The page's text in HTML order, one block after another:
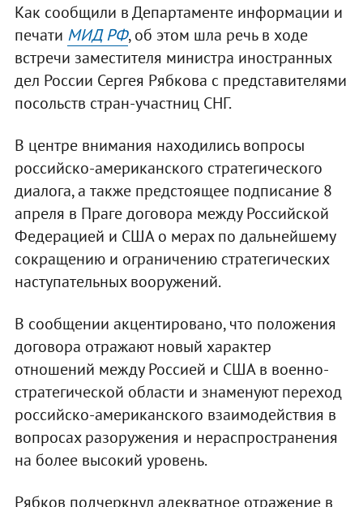
Как сообщили в Департаменте информации и
печати МИД РФ, об этом шла речь в ходе
встречи заместителя министра иностранных
дел России Сергея Рябкова с представителями
посольств стран-участниц СНГ.
В центре внимания находились вопросы
российско-американского стратегического
диалога, а также предстоящее подписание 8
апреля в Праге договора между Российской
Федерацией и США о мерах по дальнейшему
сокращению и ограничению стратегических
наступательных вооружений.
В сообщении акцентировано, что положения
договора отражают новый характер
отношений между Россией и США в военно-
стратегической области и знаменуют переход
российско-американского взаимодействия в
вопросах разоружения и нераспространения
на более высокий уровень.
Рябков подчеркнул адекватное отражение в